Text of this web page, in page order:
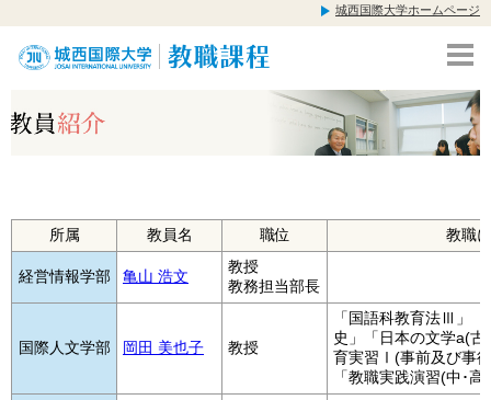
城西国際大学ホームページ
所属 教員名 職位 教職
経営情報学部 亀山 浩文
教授
教務担当部長
国際人文学部 岡田 美也子 教授
「国語科教育法Ⅲ」
史」「日本の文学a(
育実習Ⅰ(事前及び事
「教職実践演習(中･高